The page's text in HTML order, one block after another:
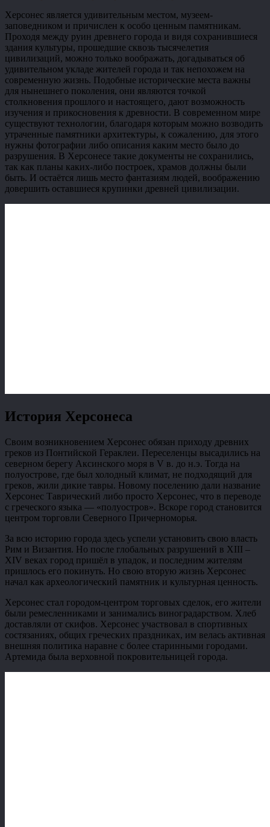
Херсонес является удивительным местом, музеем-
заповедником и причислен к особо ценным памятникам.
Проходя между руин древнего города и видя сохранившиеся
здания культуры, прошедшие сквозь тысячелетия
цивилизаций, можно только воображать, догадываться об
удивительном укладе жителей города и так непохожем на
современную жизнь. Подобные исторические места важны
для нынешнего поколения, они являются точкой
столкновения прошлого и настоящего, дают возможность
изучения и прикосновения к древности. В современном мире
существуют технологии, благодаря которым можно возводить
утраченные памятники архитектуры, к сожалению, для этого
нужны фотографии либо описания каким место было до
разрушения. В Херсонесе такие документы не сохранились,
так как планы каких-либо построек, храмов должны были
быть. И остаётся лишь место фантазиям людей, воображению
довершить оставшиеся крупинки древней цивилизации.
История Херсонеса
Своим возникновением Херсонес обязан приходу древних
греков из Понтийской Гераклеи. Переселенцы высадились на
северном берегу Аксинского моря в V в. до н.э. Тогда на
полуострове, где был холодный климат, не подходящий для
греков, жили дикие тавры. Новому поселению дали название
Херсонес Таврический либо просто Херсонес, что в переводе
с греческого языка — «полуостров». Вскоре город становится
центром торговли Северного Причерноморья.
За всю историю города здесь успели установить свою власть
Рим и Византия. Но после глобальных разрушений в XIII –
XIV веках город пришёл в упадок, и последним жителям
пришлось его покинуть. Но свою вторую жизнь Херсонес
начал как археологический памятник и культурная ценность.
Херсонес стал городом-центром торговых сделок, его жители
были ремесленниками и занимались виноградарством. Хлеб
доставляли от скифов. Херсонес участвовал в спортивных
состязаниях, общих греческих праздниках, им велась активная
внешняя политика наравне с более старинными городами.
Артемида была верховной покровительницей города.